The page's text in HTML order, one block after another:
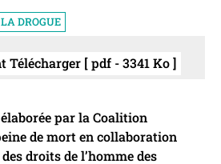
DROGUE
Télécharger [ pdf - 3341 Ko ]
par la Coalition
de mort en collaboration
droits de l’homme des